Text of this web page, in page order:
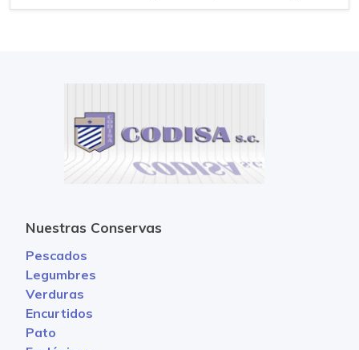
Nuestras Conservas
Pescados
Legumbres
Verduras
Encurtidos
Pato